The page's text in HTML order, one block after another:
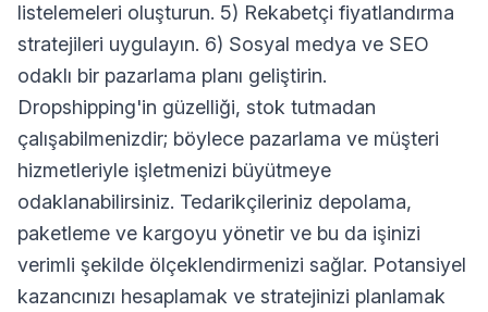
listelemeleri oluşturun. 5) Rekabetçi fiyatlandırma
stratejileri uygulayın. 6) Sosyal medya ve SEO
odaklı bir pazarlama planı geliştirin.
Dropshipping'in güzelliği, stok tutmadan
çalışabilmenizdir; böylece pazarlama ve müşteri
hizmetleriyle işletmenizi büyütmeye
odaklanabilirsiniz. Tedarikçileriniz depolama,
paketleme ve kargoyu yönetir ve bu da işinizi
verimli şekilde ölçeklendirmenizi sağlar. Potansiyel
kazancınızı hesaplamak ve stratejinizi planlamak